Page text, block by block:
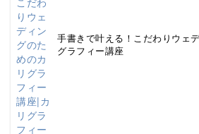
手書きで叶える！こだわりウェ
グラフィー講座